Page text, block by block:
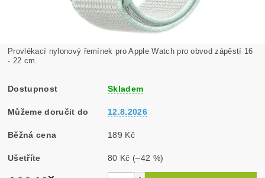
Provlékací nylonový řemínek pro Apple Watch pro obvod zápěstí 16
- 22 cm.
Dostupnost Skladem
Můžeme doručit do 12.8.2026
Běžná cena 189 Kč
Ušetříte 80 Kč (–42 %)